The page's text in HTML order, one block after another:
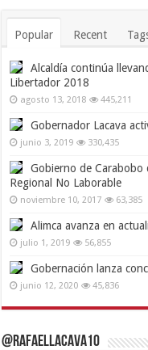
Popular Recent
Alcaldía continúa
Libertador 2018
agosto 13, 2018 445,211
Gobernador Lacava
junio 3, 2019 330,435
Gobierno de Carabobo
Regional No Laborable
noviembre 10, 2017 63,385
Alimca avanza en
julio 1, 2019 56,855
Gobernación lanza
junio 12, 2020 45,836
@RafaelLacava10